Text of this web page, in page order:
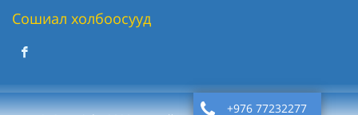
Сошиал холбоосууд
+976 77232277